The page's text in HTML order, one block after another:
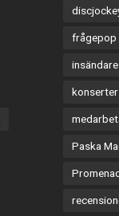
frågepop
insändare
konserter
Paska